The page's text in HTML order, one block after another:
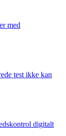
med
test ikke kan
digitalt